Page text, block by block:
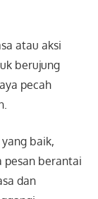
atau aksi
berujung
pecah
baik,
pesan berantai
dan